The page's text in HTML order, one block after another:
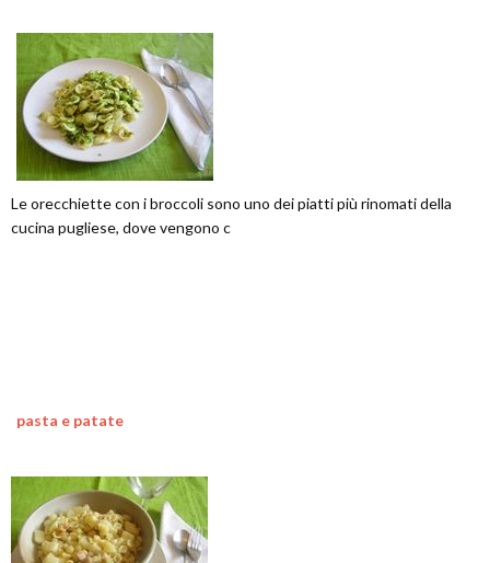
Le orecchiette con i broccoli sono uno dei piatti più rinomati della
cucina pugliese, dove vengono c
pasta e patate